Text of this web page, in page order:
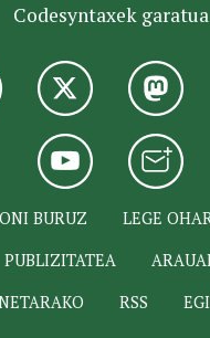
Codesyntaxek garatua
BURUZ
LEGE
PUBLIZITATEA
RSS